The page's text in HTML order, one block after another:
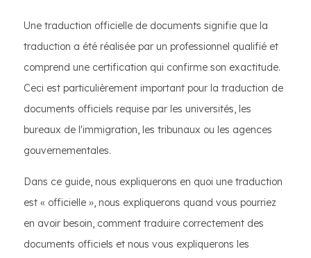
Une traduction officielle de documents signifie que la
traduction a été réalisée par un professionnel qualifié et
comprend une certification qui confirme son exactitude.
Ceci est particulièrement important pour la traduction de
documents officiels requise par les universités, les
bureaux de l'immigration, les tribunaux ou les agences
gouvernementales.
Dans ce guide, nous expliquerons en quoi une traduction
est « officielle », nous expliquerons quand vous pourriez
en avoir besoin, comment traduire correctement des
documents officiels et nous vous expliquerons les